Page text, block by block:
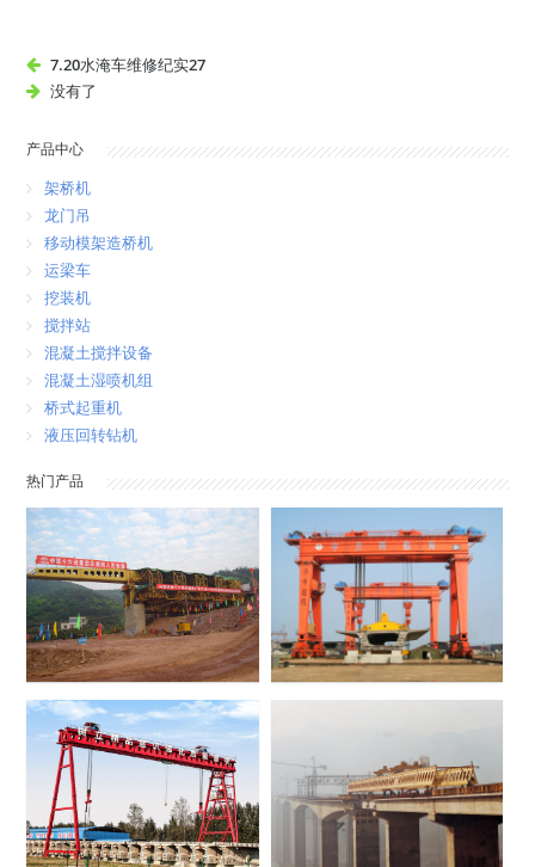
7.20水淹车维修纪实27
没有了
产品中心
架桥机
龙门吊
移动模架造桥机
运梁车
挖装机
搅拌站
混凝土搅拌设备
混凝土湿喷机组
桥式起重机
液压回转钻机
热门产品